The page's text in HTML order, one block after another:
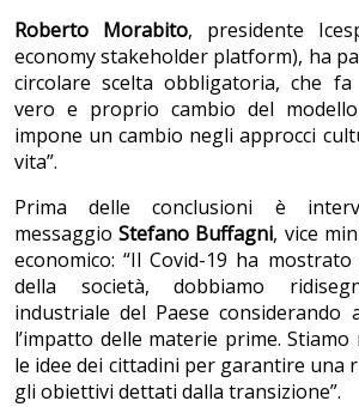
Roberto Morabito, presidente
economy stakeholder platform), ha
circolare scelta obbligatoria, che
vero e proprio cambio del
impone un cambio negli approcci
vita”.
Prima delle conclusioni è
messaggioStefano Buffagni, vice
economico: “Il Covid-19 ha
della società, dobbiamo
industriale del Paese considerando
l’impatto delle materie prime.
le idee dei cittadini per garantire una
gli obiettivi dettati dalla transizione”.